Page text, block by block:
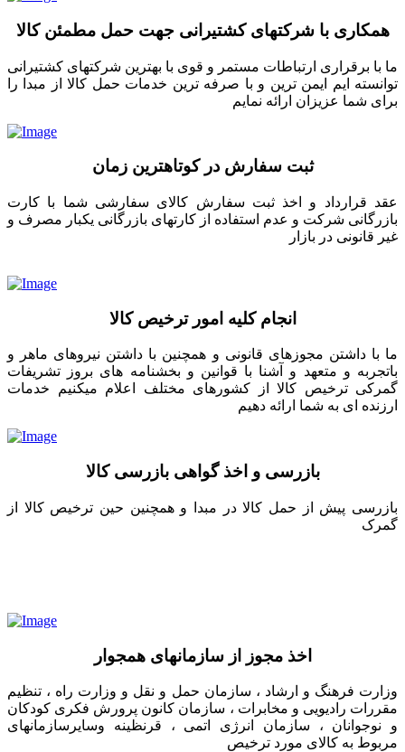
همکاری با شرکتهای کشتیرانی جهت حمل مطمئن کالا
ما با برقراری ارتباطات مستمر و قوی با بهترین شرکتهای کشتیرانی
توانسته ایم ایمن ترین و با صرفه ترین خدمات حمل کالا از مبدا را
برای شما عزیزان ارائه نمایم
ثبت سفارش در کوتاهترین زمان
عقد قرارداد و اخذ ثبت سفارش کالای سفارشی شما با کارت
بازرگانی شرکت و عدم استفاده از کارتهای بازرگانی یکبار مصرف و
غیر قانونی در بازار
انجام کلیه امور ترخیص کالا
ما با داشتن مجوزهای قانونی و همچنین با داشتن نیروهای ماهر و
باتجربه و متعهد و آشنا با قوانین و بخشنامه های بروز تشریفات
گمرکی ترخیص کالا از کشورهای مختلف اعلام میکنیم خدمات
ارزنده ای به شما ارائه دهیم
بازرسی و اخذ گواهی بازرسی کالا
بازرسی پیش از حمل کالا در مبدا و همچنین حین ترخیص کالا از
گمرک
اخذ مجوز از سازمانهای همجوار
وزارت فرهنگ و ارشاد ، سازمان حمل و نقل و وزارت راه ، تنظیم
مقررات رادیویی و مخابرات ، سازمان کانون پرورش فکری کودکان
و نوجوانان ، سازمان انرژی اتمی ، قرنظینه وسایرسازمانهای
مربوط به کالای مورد ترخیص